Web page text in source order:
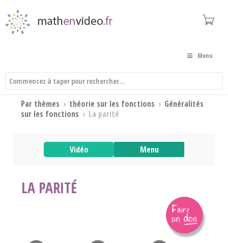
Menu
Par thèmes › théorie sur les fonctions › Généralités
sur les fonctions › La parité
Vidéo Menu
LA PARITÉ